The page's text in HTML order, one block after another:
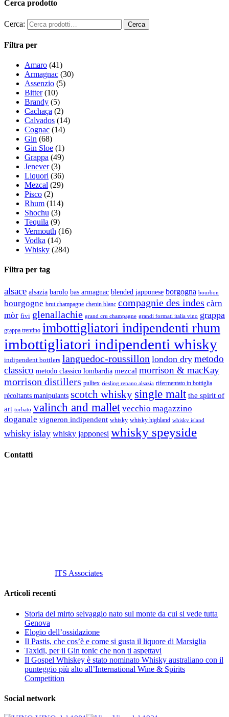
Cerca prodotto
Cerca:
Filtra per
Amaro (41)
Armagnac (30)
Assenzio (5)
Bitter (10)
Brandy (5)
Cachaça (2)
Calvados (14)
Cognac (14)
Gin (68)
Gin Sloe (1)
Grappa (49)
Jenever (3)
Liquori (36)
Mezcal (29)
Pisco (2)
Rhum (114)
Shochu (3)
Tequila (9)
Vermouth (16)
Vodka (14)
Whisky (284)
Filtra per tag
alsace alsazia barolo bas armagnac blended japponese borgogna bourbon
bourgogne brut champagne chenin blanc compagnie des indes càrn
mòr fivi glenallachie grand cru champagne grandi formati italia vino grappa
grappa trentino imbottigliatori indipendenti rhum
imbottigliatori indipendenti whisky
indipendent bottlers languedoc-roussillon london dry metodo
classico metodo classico lombardia mezcal morrison & macKay
morrison distillers pulltex riesling renano alsazia rifermentato in bottiglia
récoltants manipulants scotch whisky single malt the spirit of
art torbato valinch and mallet vecchio magazzino
doganale vigneron indipendent whisky whisky highland whisky island
whisky islay whisky japponesi whisky speyside
Contatti
ITS Associates
Articoli recenti
Storia del mirto selvaggio nato sul monte da cui si vede tutta
Genova
Elogio dell’ossidazione
Il Pastis, che cos’è e come si gusta il liquore di Marsiglia
Taxidi, per il Gin tonic che non ti aspettavi
Il Gospel Whiskey è stato nominato Whisky australiano con il
punteggio più alto all’International Wine & Spirits
Competition
Social network